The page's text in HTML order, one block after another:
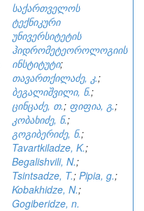
საქართველოს
ტექნიკური
უნივერსიტეტის
ჰიდრომეტეოროლოგიის
ინსტიტუტი;
თავართქილაძე, კ.;
ბეგალიშვილი, ნ.;
ცინცაძე, თ.; ფიფია, გ.;
კობახიძე, ნ.;
გოგიბერიძე, ნ.;
Tavartkiladze, K.;
Begalishvili, N.;
Tsintsadze, T.; Pipia, g.;
Kobakhidze, N.;
Gogiberidze, n.